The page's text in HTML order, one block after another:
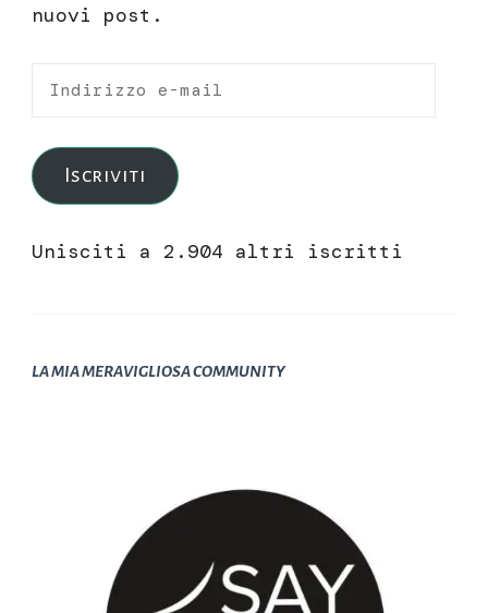
nuovi post.
Indirizzo
mail
Iscriviti
Unisciti a 2.904 altri iscritti
LA MIA MERAVIGLIOSA COMMUNITY